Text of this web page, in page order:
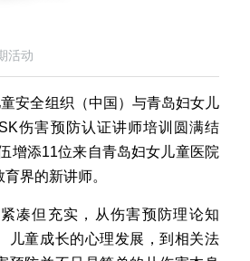
活动
安全组织（中国）与青岛妇女儿
伤害预防认证讲师培训圆满结
增添11位来自青岛妇女儿童医院
界的新讲师。
凑但充实，从伤害预防理论知
儿童成长的心理发展，到相关法